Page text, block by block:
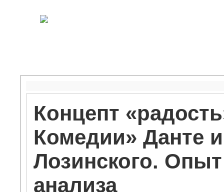
Концепт
Комедии» Данте
Лозинского.
анализа